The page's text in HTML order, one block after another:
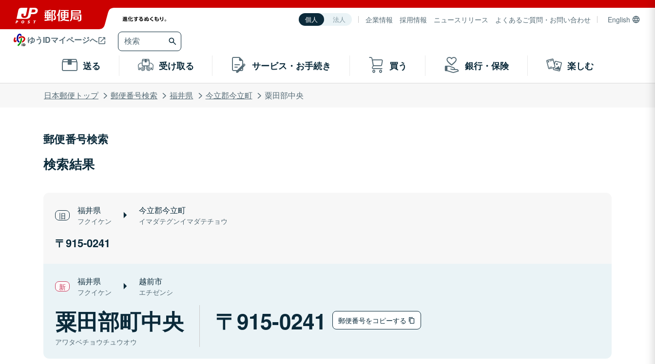
個人 法人 企業情報 採用情報 ニュースリリース よくあるご質問・お問い合わせ English
ゆうIDマイページへ
送る 受け取る サービス・お手続き 買う 銀行・保険 楽しむ
日本郵便トップ 郵便番号検索 福井県 今立郡今立町 粟田部中央
郵便番号検索
検索結果
福井県
フクイケン
今立郡今立町
イマダテグンイマダテチョウ
915-0241
福井県
フクイケン
越前市
エチゼンシ
粟田部町中央
アワタベチョウチュウオウ
915-0241 郵便番号をコピーする